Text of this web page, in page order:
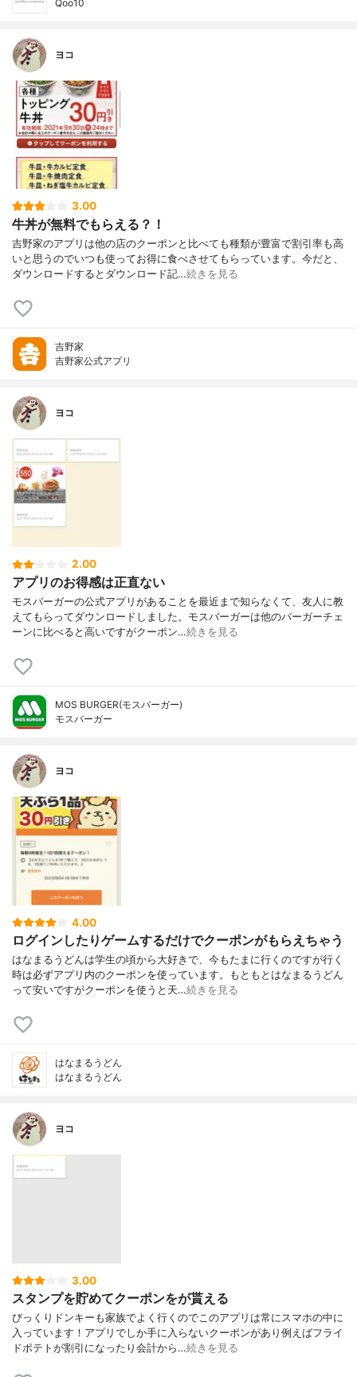
Qoo10
ヨコ
3.00
牛丼が無料でもらえる？！
吉野家のアプリは他の店のクーポンと比べても種類が豊富で割引率も高
いと思うのでいつも使ってお得に食べさせてもらっています。今だと、
ダウンロードするとダウンロード記…続きを見る
吉野家
吉野家公式アプリ
ヨコ
2.00
アプリのお得感は正直ない
モスバーガーの公式アプリがあることを最近まで知らなくて、友人に教
えてもらってダウンロードしました。モスバーガーは他のバーガーチェ
ーンに比べると高いですがクーポン…続きを見る
MOS BURGER(モスバーガー)
モスバーガー
ヨコ
4.00
ログインしたりゲームするだけでクーポンがもらえちゃう
はなまるうどんは学生の頃から大好きで、今もたまに行くのですが行く
時は必ずアプリ内のクーポンを使っています。もともとはなまるうどん
って安いですがクーポンを使うと天…続きを見る
はなまるうどん
はなまるうどん
ヨコ
3.00
スタンプを貯めてクーポンをが貰える
びっくりドンキーも家族でよく行くのでこのアプリは常にスマホの中に
入っています！アプリでしか手に入らないクーポンがあり例えばフライ
ドポテトが割引になったり会計から…続きを見る